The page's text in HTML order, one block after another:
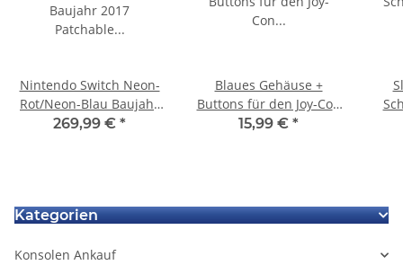
Nintendo Switch Neon-
Rot/Neon-Blau Baujahr
2017 Patchable /
269,99 € *
Blaues Gehäuse +
Buttons für den Joy-Con
Controller für Nintendo
15,99 € *
Kategorien
Konsolen Ankauf